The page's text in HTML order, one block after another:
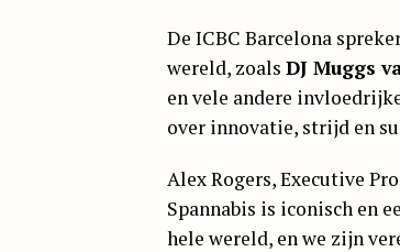
De ICBC Barcelona
wereld, zoals DJ Muggs
en vele andere
over innovatie, strijd en
Alex Rogers, Executive
Spannabis is iconisch en
hele wereld, en we zijn